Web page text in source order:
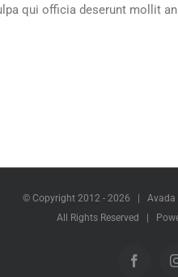
qui officia deserunt mollit
© Copyright 2012 - 2026 | Avada
All Rights Reserved |